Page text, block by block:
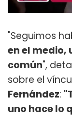
"Seguimos
en el medio,
común",
sobre el
Fernández:
uno hace lo